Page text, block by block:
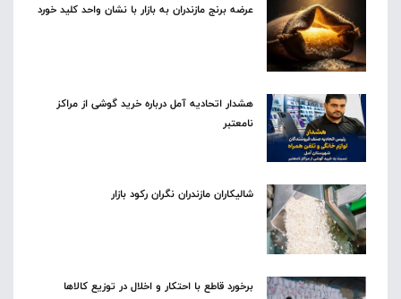
عرضه برنج مازندران به بازار با نشان واحد کلید خورد
هشدار اتحادیه آمل درباره خرید گوشی از مراکز
نامعتبر
شالیکاران مازندران نگران رکود بازار
برخورد قاطع با احتکار و اخلال در توزیع کالاها